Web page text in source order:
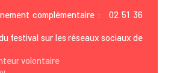
complémentaire : 02 51 36
festival sur les réseaux sociaux de
volontaire